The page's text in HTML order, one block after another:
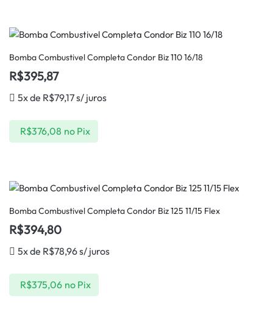
Bomba Combustivel Completa Condor Biz 110 16/18
R$395,87
5x de R$79,17s/ juros
R$376,08 no Pix
Bomba Combustivel Completa Condor Biz 125 11/15 Flex
R$394,80
5x de R$78,96s/ juros
R$375,06 no Pix